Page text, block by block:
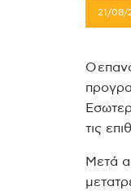
21/08/
Ο
τις
Μετά